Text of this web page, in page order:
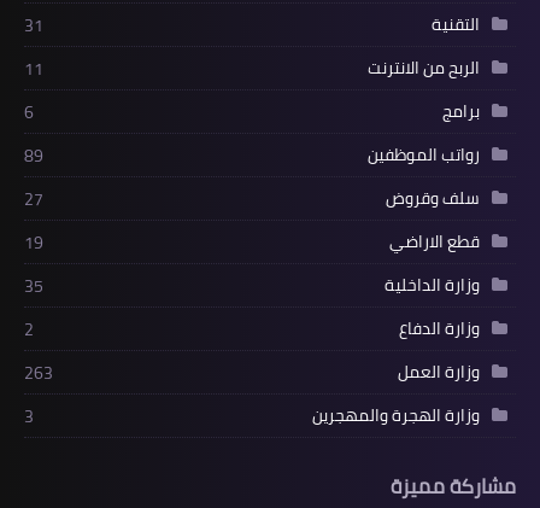
التقنية
31
الربح من الانترنت
11
برامج
6
رواتب الموظفين
89
سلف وقروض
27
قطع الاراضي
19
وزارة الداخلية
35
وزارة الدفاع
2
وزارة العمل
263
وزارة الهجرة والمهجرين
3
مشاركة مميزة